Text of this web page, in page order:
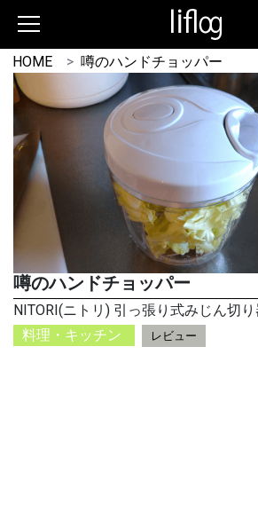
HOME 噂のハンドチョッパー
噂のハンドチョッパー
NITORI(ニトリ) 引っ張り式みじん切り
料理・キッチン
レビュー